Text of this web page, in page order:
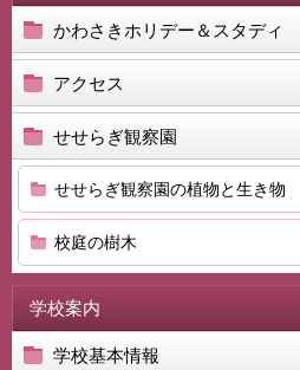
かわさきホリデー＆スタディ
アクセス
せせらぎ観察園
せせらぎ観察園の植物と生き物
校庭の樹木
学校案内
学校基本情報